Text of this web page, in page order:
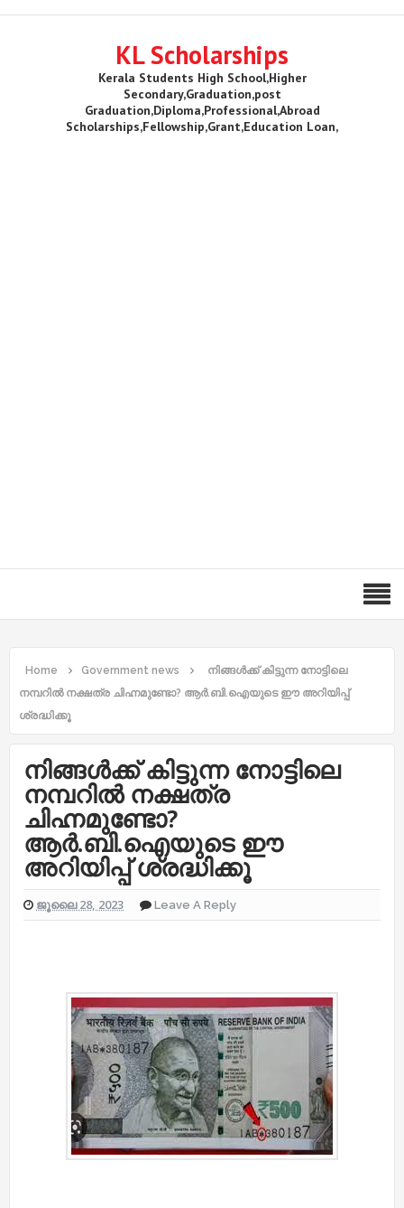
KL Scholarships
Kerala Students High School,Higher
Secondary,Graduation,post
Graduation,Diploma,Professional,Abroad
Scholarships,Fellowship,Grant,Education Loan,
Home Government news
നിങ്ങൾക്ക് കിട്ടുന്ന നോട്ടിലെ
നമ്പറില്‍ നക്ഷത്ര ചിഹ്നമുണ്ടോ? ആര്‍.ബി.ഐയുടെ ഈ അറിയിപ്പ്
ശ്രദ്ധിക്കൂ
നിങ്ങൾക്ക് കിട്ടുന്ന നോട്ടിലെ
നമ്പറില്‍ നക്ഷത്ര
ചിഹ്നമുണ്ടോ?
ആര്‍.ബി.ഐയുടെ ഈ
അറിയിപ്പ് ശ്രദ്ധിക്കൂ
ജൂലൈ 28, 2023 Leave A Reply